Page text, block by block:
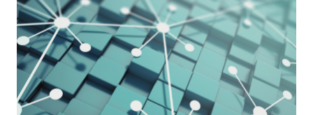
Cyhoeddiadau